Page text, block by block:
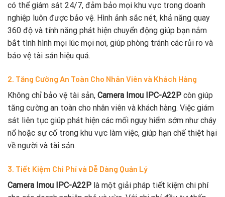
có thể giám sát 24/7, đảm bảo mọi khu vực trong doanh
nghiệp luôn được bảo vệ. Hình ảnh sắc nét, khả năng quay
360 độ và tính năng phát hiện chuyển động giúp bạn nắm
bắt tình hình mọi lúc mọi nơi, giúp phòng tránh các rủi ro và
bảo vệ tài sản hiệu quả.
2. Tăng Cường An Toàn Cho Nhân Viên và Khách Hàng
Không chỉ bảo vệ tài sản, Camera Imou IPC-A22P còn giúp
tăng cường an toàn cho nhân viên và khách hàng. Việc giám
sát liên tục giúp phát hiện các mối nguy hiểm sớm như cháy
nổ hoặc sự cố trong khu vực làm việc, giúp hạn chế thiệt hại
về người và tài sản.
3. Tiết Kiệm Chi Phí và Dễ Dàng Quản Lý
Camera Imou IPC-A22P là một giải pháp tiết kiệm chi phí